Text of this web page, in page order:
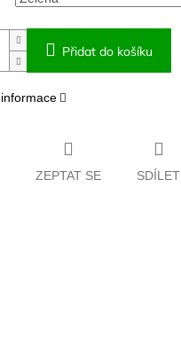
Přidat do košíku
ZEPTAT SE SDÍLET